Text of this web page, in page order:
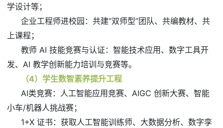
学设计等；
企业工程师进校园：共建“双师型”团队、共编教材、共
上课程；
教师 AI 技能竞赛与认证：智能技术应用、数字工具开
发、AI 教学创新能力培训与竞赛等。
（4）学生数智素养提升工程
AI类竞赛：人工智能应用竞赛、AIGC 创新大赛、智能
小车/机器人挑战赛；
1+X 证书：获取人工智能训练师、大数据分析、数字孪